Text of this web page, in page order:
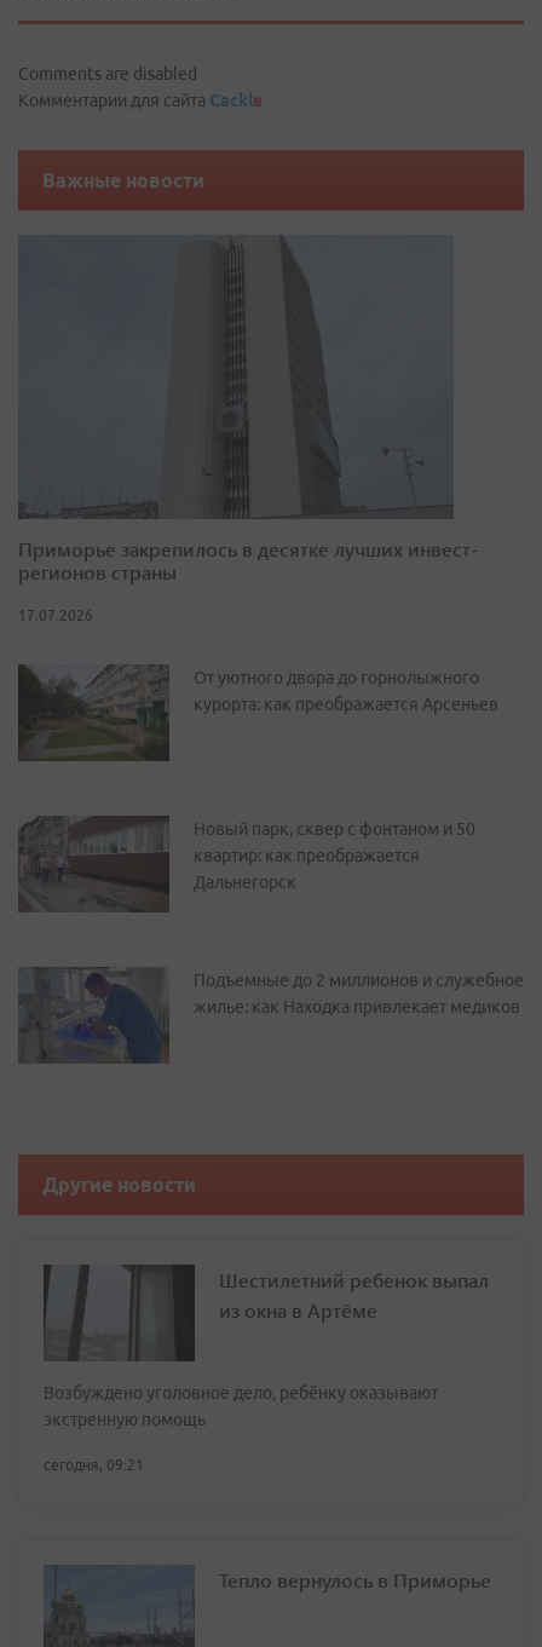
Comments are disabled
Комментарии для сайта Cackle
Важные новости
Приморье закрепилось в десятке лучших инвест-
регионов страны
17.07.2026
От уютного двора до горнолыжного
курорта: как преображается Арсеньев
Новый парк, сквер с фонтаном и 50
квартир: как преображается
Дальнегорск
Подъемные до 2 миллионов и служебное
жилье: как Находка привлекает медиков
Другие новости
Шестилетний ребенок выпал
из окна в Артёме
Возбуждено уголовное дело, ребёнку оказывают
экстренную помощь
сегодня, 09:21
Тепло вернулось в Приморье